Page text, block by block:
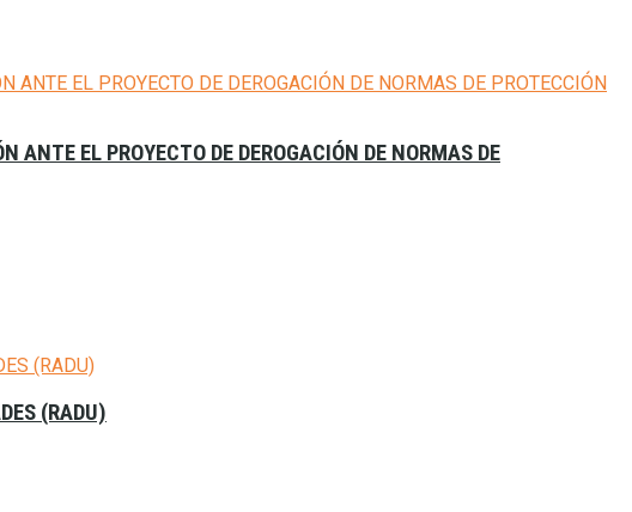
ANTE EL PROYECTO DE DEROGACIÓN DE NORMAS DE
(RADU)